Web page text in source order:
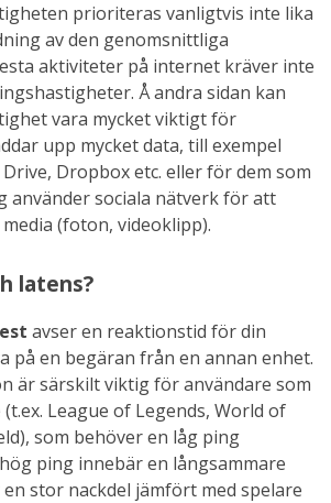
prioriteras vanligtvis inte lika
av den genomsnittliga
aktiviteter på internet kräver inte
Å andra sidan kan
vara mycket viktigt för
upp mycket data, till exempel
Dropbox etc. eller för dem som
använder sociala nätverk för att
(foton, videoklipp).
latens?
avser en reaktionstid för din
på en begäran från en annan enhet.
är särskilt viktig för användare som
League of Legends, World of
som behöver en låg ping
ping innebär en långsammare
stor nackdel jämfört med spelare